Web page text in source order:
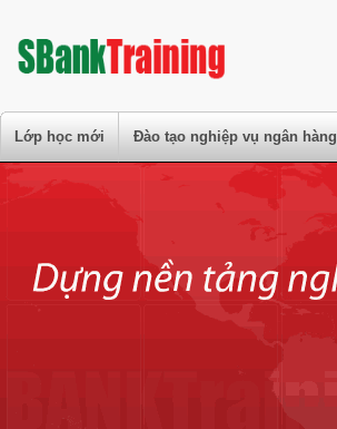
Lớp học mới Đào tạo nghiệp vụ ngân hàng